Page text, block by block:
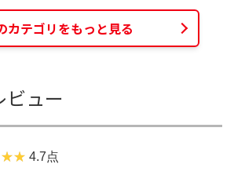
カテゴリをもっと見る
ビュー
4.7点